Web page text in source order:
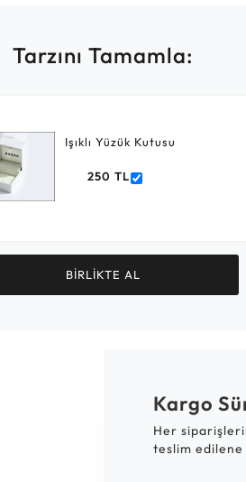
Tarzını Tamamla:
Işıklı Yüzük Kutusu
250 TL
BİRLİKTE AL
Kargo
Her
teslim edilene